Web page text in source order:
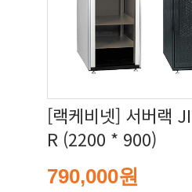
R (2200 * 900)
790,000원